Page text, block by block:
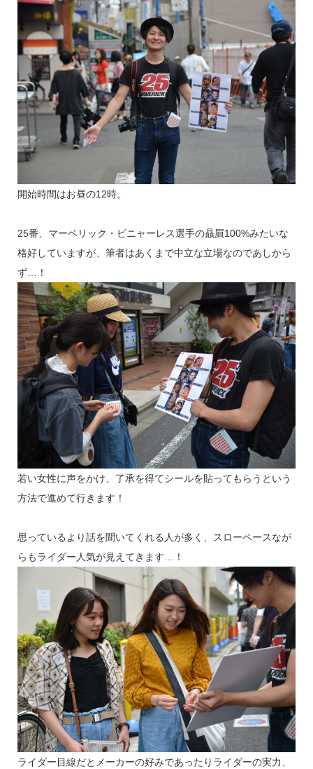
開始時間はお昼の12時。
25番、マーベリック・ビニャーレス選手の贔屓100%みたいな
格好していますが、筆者はあくまで中立な立場なのであしから
ず…！
若い女性に声をかけ、了承を得てシールを貼ってもらうという
方法で進めて行きます！
思っているより話を聞いてくれる人が多く、スローペースなが
らもライダー人気が見えてきます…！
ライダー目線だとメーカーの好みであったりライダーの実力、